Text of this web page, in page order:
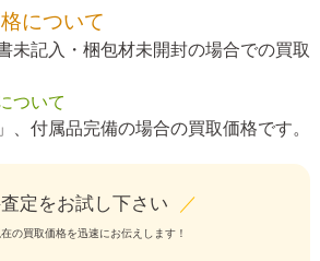
について
未記入・梱包材未開封の場合での買取
ついて
、付属品完備の場合の買取価格です。
定をお試し下さい ／
の買取価格を迅速にお伝えします！